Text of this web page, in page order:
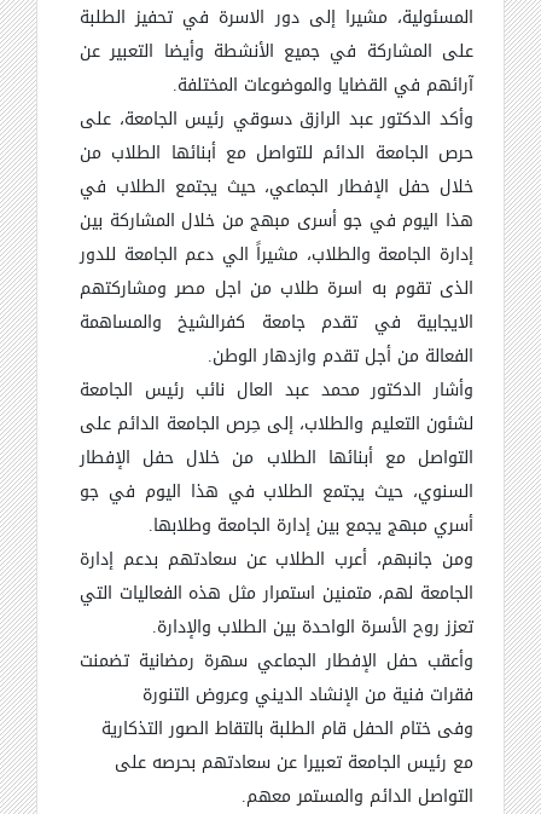
المسئولية، مشيرا إلى دور الاسرة في تحفيز الطلبة
على المشاركة في جميع الأنشطة وأيضا التعبير عن
آرائهم في القضايا والموضوعات المختلفة.
وأكد الدكتور عبد الرازق دسوقي رئيس الجامعة، على
حرص الجامعة الدائم للتواصل مع أبنائها الطلاب من
خلال حفل الإفطار الجماعي، حيث يجتمع الطلاب في
هذا اليوم في جو أسرى مبهج من خلال المشاركة بين
إدارة الجامعة والطلاب، مشيراً الي دعم الجامعة للدور
الذى تقوم به اسرة طلاب من اجل مصر ومشاركتهم
الايجابية في تقدم جامعة كفرالشيخ والمساهمة
الفعالة من أجل تقدم وازدهار الوطن.
وأشار الدكتور محمد عبد العال نائب رئيس الجامعة
لشئون التعليم والطلاب، إلى حِرص الجامعة الدائم على
التواصل مع أبنائها الطلاب من خلال حفل الإفطار
السنوي، حيث يجتمع الطلاب في هذا اليوم في جو
أسري مبهج يجمع بين إدارة الجامعة وطلابها.
ومن جانبهم، أعرب الطلاب عن سعادتهم بدعم إدارة
الجامعة لهم، متمنين استمرار مثل هذه الفعاليات التي
تعزز روح الأسرة الواحدة بين الطلاب والإدارة.
وأعقب حفل الإفطار الجماعي سهرة رمضانية تضمنت
فقرات فنية من الإنشاد الديني وعروض التنورة
وفى ختام الحفل قام الطلبة بالتقاط الصور التذكارية
مع رئيس الجامعة تعبيرا عن سعادتهم بحرصه على
التواصل الدائم والمستمر معهم.